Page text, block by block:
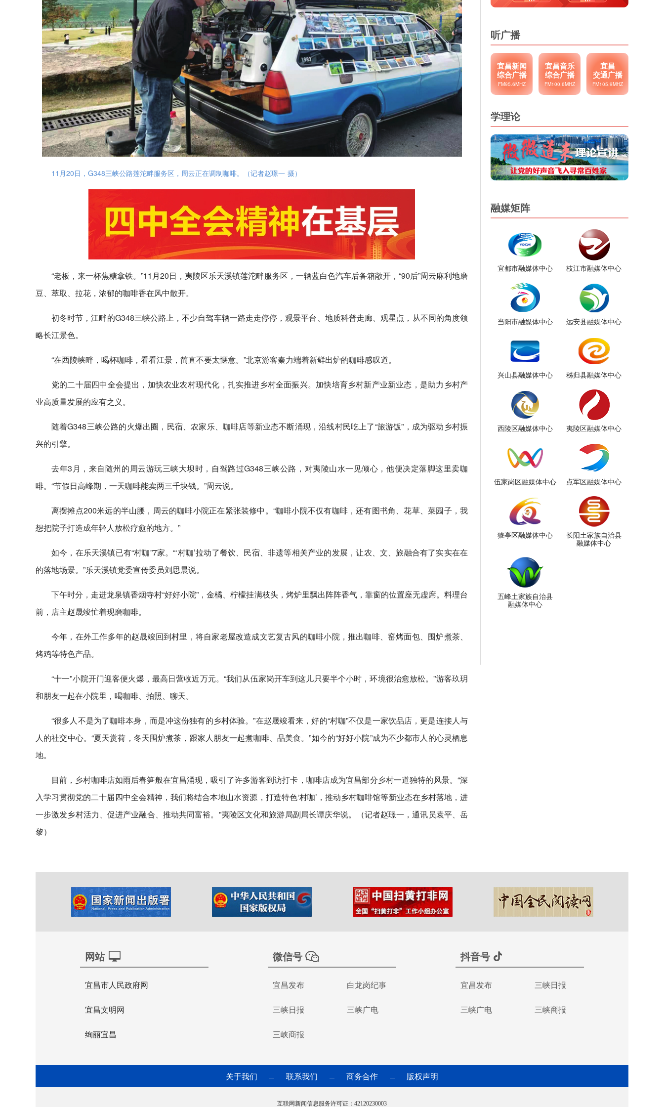
11月20日，G348三峡公路莲沱畔服务区，周云正在调制咖啡。（记者赵璟一 摄）
“老板，来一杯焦糖拿铁。”11月20日，夷陵区乐天溪镇莲沱畔服务区，一辆蓝白色汽车后备箱敞开，“90后”周云麻利地磨
豆、萃取、拉花，浓郁的咖啡香在风中散开。
初冬时节，江畔的G348三峡公路上，不少自驾车辆一路走走停停，观景平台、地质科普走廊、观星点，从不同的角度领
略长江景色。
“在西陵峡畔，喝杯咖啡，看看江景，简直不要太惬意。”北京游客秦力端着新鲜出炉的咖啡感叹道。
党的二十届四中全会提出，加快农业农村现代化，扎实推进乡村全面振兴。加快培育乡村新产业新业态，是助力乡村产
业高质量发展的应有之义。
随着G348三峡公路的火爆出圈，民宿、农家乐、咖啡店等新业态不断涌现，沿线村民吃上了“旅游饭”，成为驱动乡村振
兴的引擎。
去年3月，来自随州的周云游玩三峡大坝时，自驾路过G348三峡公路，对夷陵山水一见倾心，他便决定落脚这里卖咖
啡。“节假日高峰期，一天咖啡能卖两三千块钱。”周云说。
离摆摊点200米远的半山腰，周云的咖啡小院正在紧张装修中。“咖啡小院不仅有咖啡，还有图书角、花草、菜园子，我
想把院子打造成年轻人放松疗愈的地方。”
如今，在乐天溪镇已有“村咖”7家。“‘村咖’拉动了餐饮、民宿、非遗等相关产业的发展，让农、文、旅融合有了实实在在
的落地场景。”乐天溪镇党委宣传委员刘思晨说。
下午时分，走进龙泉镇香烟寺村“好好小院”，金橘、柠檬挂满枝头，烤炉里飘出阵阵香气，靠窗的位置座无虚席。料理台
前，店主赵晟竣忙着现磨咖啡。
今年，在外工作多年的赵晟竣回到村里，将自家老屋改造成文艺复古风的咖啡小院，推出咖啡、窑烤面包、围炉煮茶、
烤鸡等特色产品。
“十一”小院开门迎客便火爆，最高日营收近万元。“我们从伍家岗开车到这儿只要半个小时，环境很治愈放松。”游客玖玥
和朋友一起在小院里，喝咖啡、拍照、聊天。
“很多人不是为了咖啡本身，而是冲这份独有的乡村体验。”在赵晟竣看来，好的“村咖”不仅是一家饮品店，更是连接人与
人的社交中心。“夏天赏荷，冬天围炉煮茶，跟家人朋友一起煮咖啡、品美食。”如今的“好好小院”成为不少都市人的心灵栖息
地。
目前，乡村咖啡店如雨后春笋般在宜昌涌现，吸引了许多游客到访打卡，咖啡店成为宜昌部分乡村一道独特的风景。“深
入学习贯彻党的二十届四中全会精神，我们将结合本地山水资源，打造特色‘村咖’，推动乡村咖啡馆等新业态在乡村落地，进
一步激发乡村活力、促进产业融合、推动共同富裕。”夷陵区文化和旅游局副局长谭庆华说。（记者赵璟一，通讯员袁平、岳
黎）
听广播
宜昌新闻
综合广播
FM95.6MHZ
宜昌音乐
综合广播
FM100.6MHZ
宜昌
交通广播
FM105.9MHZ
学理论
融媒矩阵
宜都市融媒体中心 枝江市融媒体中心
当阳市融媒体中心 远安县融媒体中心
兴山县融媒体中心 秭归县融媒体中心
西陵区融媒体中心 夷陵区融媒体中心
伍家岗区融媒体中心 点军区融媒体中心
猇亭区融媒体中心
长阳土家族自治县
融媒体中心
五峰土家族自治县
融媒体中心
网站
宜昌市人民政府网
宜昌文明网
绚丽宜昌
微信号
宜昌发布 白龙岗纪事
三峡日报 三峡广电
三峡商报
抖音号
宜昌发布 三峡日报
三峡广电 三峡商报
关于我们 — 联系我们 — 商务合作 — 版权声明
互联网新闻信息服务许可证：42120230003